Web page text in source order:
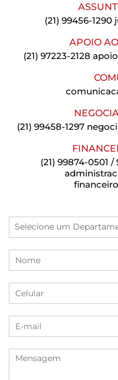
(21) 99456-1290
APOIO
(21) 97223-2128
(21) 99458-1297
(21) 99874-0501